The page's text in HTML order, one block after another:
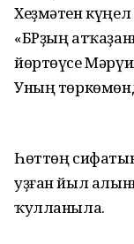
Хеҙмәтен
«БРҙың
йөртөүсе
Уның
Һөттөң
уҙған йыл
ҡулланыла.